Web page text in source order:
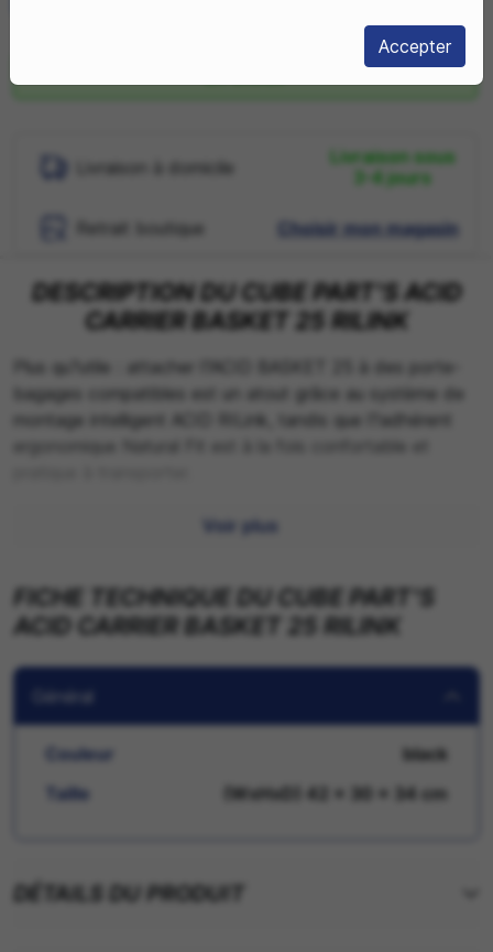
Accepter
Livraison à domicile
Livraison sous
3-4 jours
Retrait boutique Choisir mon magasin
DESCRIPTION DU CUBE PART'S ACID
CARRIER BASKET 25 RILINK
Plus qu?utile : attacher l?ACID BASKET 25 à des porte-
bagages compatibles est un atout grâce au système de
montage intelligent ACID RILink, tandis que l?adhérent
Voir plus
FICHE TECHNIQUE DU CUBE PART'S
ACID CARRIER BASKET 25 RILINK
Général
Couleur
black
Taille
(WxHxD) 42 x 30 x 34 cm
DÉTAILS DU PRODUIT